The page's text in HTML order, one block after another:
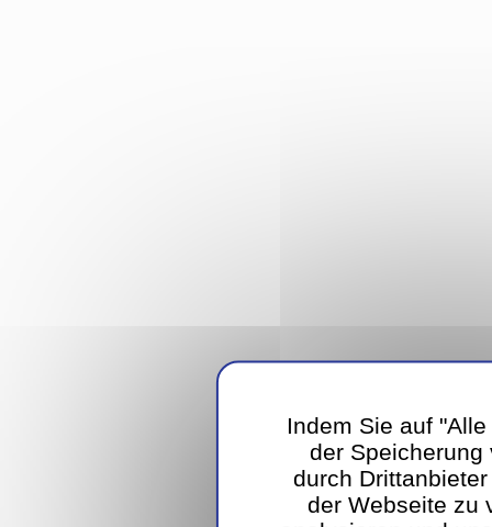
Indem Sie auf
der Speicherung
durch
der Webseite zu